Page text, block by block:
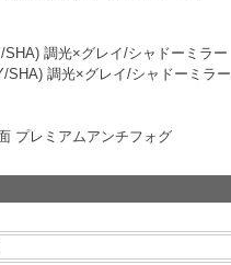
SHA) 調光×グレイ/シャドーミラー
SHA) 調光×グレイ/シャドーミラー
プレミアムアンチフォグ